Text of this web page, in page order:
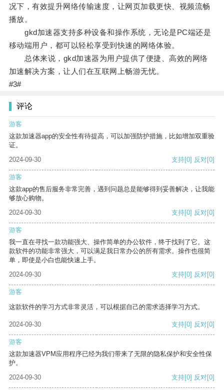
况下，有效提升网络传输速度，让网页加载更快、视频流畅
播放。
gkd加速器支持多种设备和操作系统，无论是PC端还是
移动端用户，都可以轻松享受到快速的网络体验。
总体来说，gkd加速器为用户提供了便捷、高效的网络
加速解决方案，让人们在互联网上畅游无忧。
#3#
评论
游客
这款加速器app的安全性有待提高，可以加强防护措施，比如增加双重验
证。
2024-09-30
支持[0] 反对[0]
游客
这款app的售后服务非常完善，遇到问题总是能够得到妥善解决，让我能
够放心购物。
2024-09-30
支持[0] 反对[0]
游客
我一直在寻找一款功能强大、操作简单的办公软件，终于找到了它。这
款软件的功能非常强大，可以满足我日常办公的所有需求。操作也很简
单，即使是小白也能快速上手。
2024-09-30
支持[0] 反对[0]
游客
这款软件的学习方式非常灵活，可以根据自己的需求选择学习方式。
2024-09-30 支持[0] 反对[0]
游客
这款加速器VPM应用程序已经为我们带来了无限的隐私保护和安全性保
护。
2024-09-30
支持[0] 反对[0]